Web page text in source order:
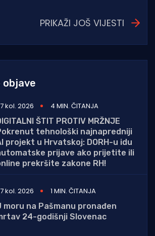
PRIKAŽI JOŠ VIJESTI
kol. 2026
4 MIN. ČITANJA
ŠTIT PROTIV MRŽNJE
tehnološki najnapredniji
projekt u Hrvatskoj: DORH-u idu
prijave ako prijetite ili
prekršite zakone RH!
kol. 2026
1 MIN. ČITANJA
moru na Pašmanu pronađen
24-godišnji Slovenac